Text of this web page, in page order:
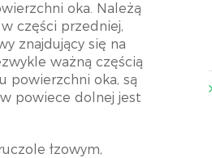
oka. Należą
części przedniej,
znajdujący się na
ważną częścią
powierzchni oka, są
powiece dolnej jest
łzowym,